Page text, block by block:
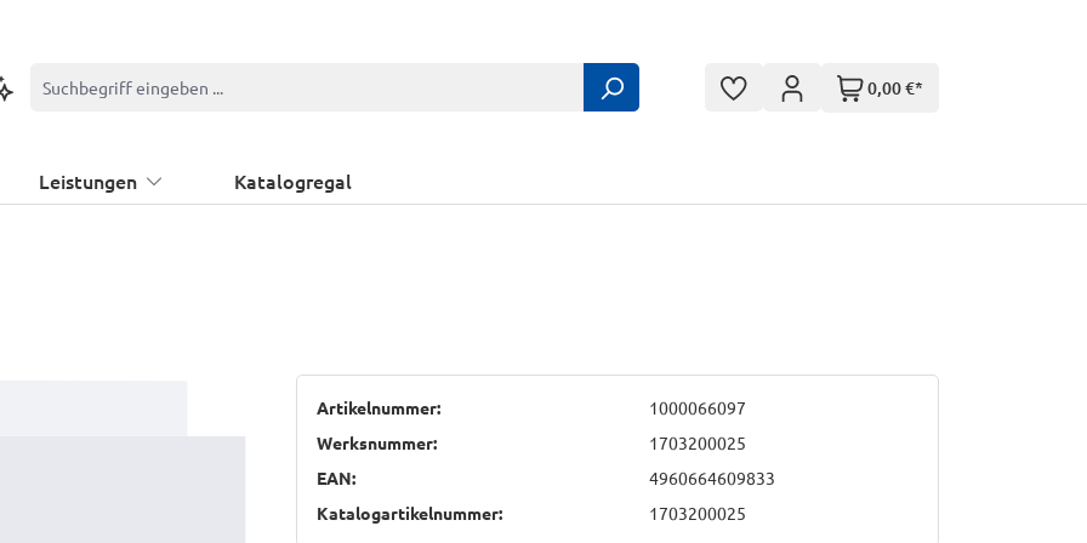
Suche 0,00 €*
Leistungen Katalogregal
Artikelnummer:
1000066097
Werksnummer:
1703200025
EAN:
4960664609833
Katalogartikelnummer:
1703200025